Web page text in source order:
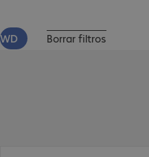
WD Borrar filtros